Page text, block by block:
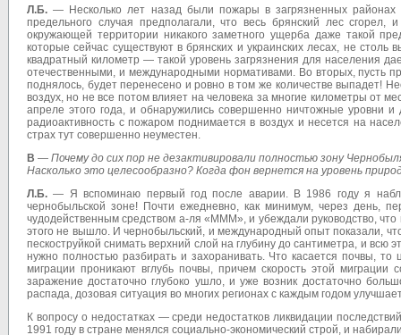
Л.Б. — Несколько лет назад были пожары в загрязненных районах
предельного случая предполагали, что весь брянский лес
окружающей территории никакого заметного ущерба даже такой
которые сейчас существуют в брянских и украинских лесах, не
квадратный километр — такой уровень загрязнения для населения
отечественными, и международными нормативами. Во вторых, пусть
поднялось, будет перенесено и ровно в том же количестве выпадет!
воздух, но не все потом влияет на человека за многие километры
апреле этого года, и обнаружились совершенно ничтожные
радиоактивность с пожаром поднимается в воздух и несется на
страх тут совершенно неуместен.
В — Почему до сих пор не дезактивировали полностью зону
Насколько это целесообразно? Когда фон вернется на уровень
Л.Б. — Я вспоминаю первый год после аварии. В 1986 году я
чернобыльской зоне! Почти ежедневно, как минимум, через день,
чудодейственным средством а-ля «МММ», и убеждали руководство, что
этого не вышло. И чернобыльский, и международный опыт показали,
пескоструйкой снимать верхний слой на глубину до сантиметра, и
нужно полностью разбирать и захоранивать. Что касается почвы,
миграции проникают вглубь почвы, причем скорость этой
заражение достаточно глубоко ушло, и уже возник достаточно
распада, дозовая ситуация во многих регионах с каждым годом
К вопросу о недостатках — среди недостатков ликвидации
1991 году в стране менялся социально-экономический строй, и